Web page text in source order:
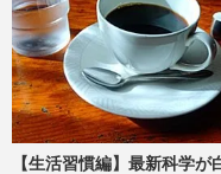
【生活習慣編】最新科学が